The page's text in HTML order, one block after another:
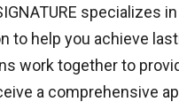
specializes
to help you achieve
work together to
a comprehensive